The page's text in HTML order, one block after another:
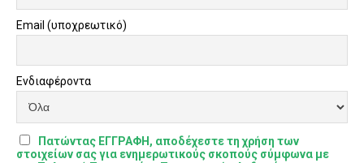
Email (υποχρεωτικό)
Ενδιαφέροντα
Πατώντας ΕΓΓΡΑΦΗ, αποδέχεστε τη χρήση των
στοιχείων σας για ενημερωτικούς σκοπούς σύμφωνα με